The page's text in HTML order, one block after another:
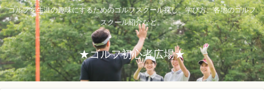
ゴルフを生涯の趣味にするためのゴルフスクール探し。学び方、各地のゴルフ
スクール紹介など。
★ゴルフ初心者広場★